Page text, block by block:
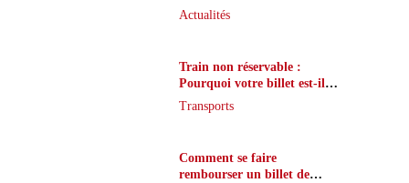
que peu de joueurs
Actualités
Train non réservable :
Pourquoi votre billet est-il
inaccessible ?
Transports
Comment se faire
rembourser un billet de